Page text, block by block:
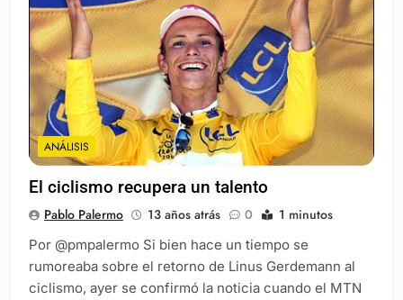
ANÁLISIS
El ciclismo recupera un talento
Pablo Palermo 13 años atrás 0 1 minutos
Por @pmpalermo Si bien hace un tiempo se
rumoreaba sobre el retorno de Linus Gerdemann al
ciclismo, ayer se confirmó la noticia cuando el MTN